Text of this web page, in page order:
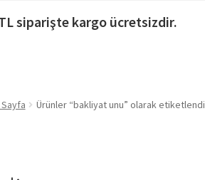
siparişte kargo ücretsizdir.
Ürünler “bakliyat unu” olarak etiketlendi